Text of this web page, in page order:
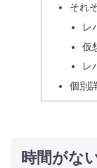
それ
レ
仮
レ
個別
時間がな